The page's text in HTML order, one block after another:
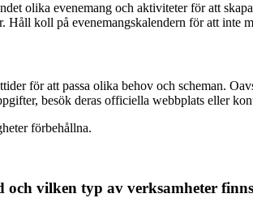
olika evenemang och aktiviteter för att
Håll koll på evenemangskalendern för att inte
för att passa olika behov och scheman.
besök deras officiella webbplats eller
förbehållna.
och vilken typ av verksamheter